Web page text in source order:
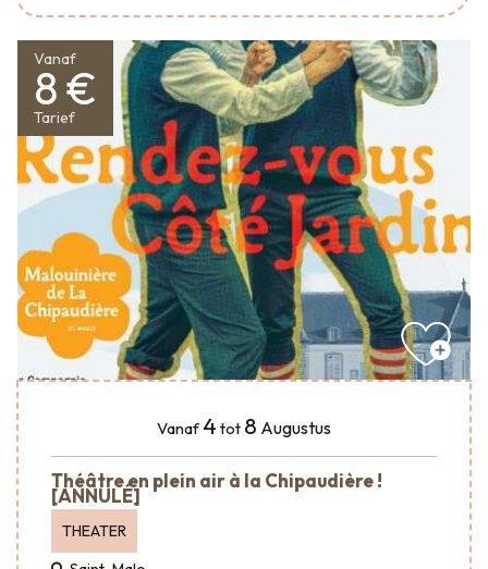
Vanaf
8 €
Tarief
Vanaf4 tot 8 Augustus
Théâtre en plein air à la Chipaudière !
[ANNULÉ]
THEATER